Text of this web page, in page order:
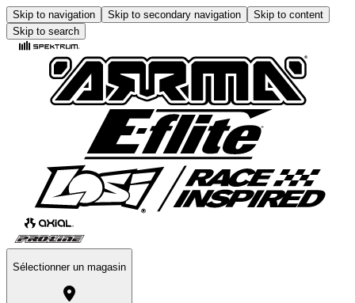
Skip to navigation Skip to secondary navigation
Skip to content
Skip to search
Sélectionner un magasin